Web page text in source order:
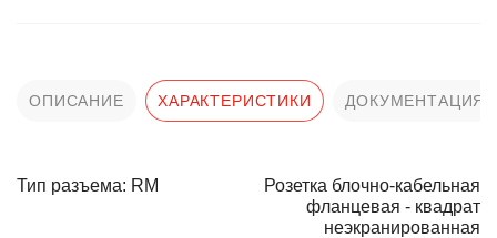
ОПИСАНИЕ ХАРАКТЕРИСТИКИ ДОКУМЕНТАЦИЯ
Тип разъема: RM
Розетка блочно-кабельная
фланцевая - квадрат
неэкранированная